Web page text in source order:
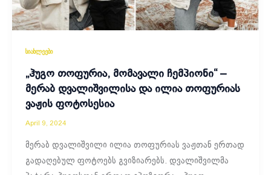
სიახლეები
„ჰუგო თოფურია, მომავალი ჩემპიონი“ –
მერაბ დვალიშვილისა და ილია თოფურიას
ვაჟის ფოტოსესია
April 9, 2024
მერაბ დვალიშვილი ილია თოფურიას ვაჟთან ერთად
გადაღებულ ფოტოებს გვიზიარებს. დვალიშვილმა